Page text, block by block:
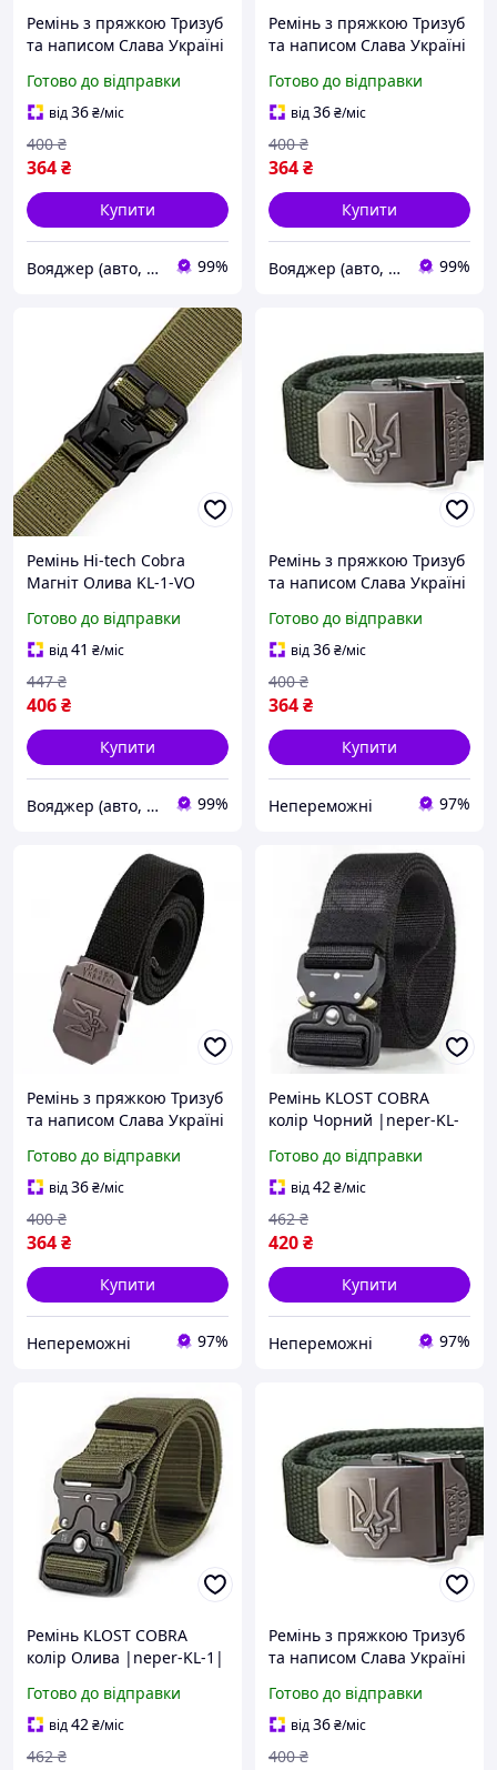
Ремінь з пряжкою Тризуб
та написом Слава Україні
Готово до відправки
від36₴/міс
364₴
400 ₴
Купити
Вояджер (авто, туризм, спорт) 99%
Ремінь з пряжкою Тризуб
та написом Слава Україні
Готово до відправки
від36₴/міс
364₴
400 ₴
Купити
Вояджер (авто, туризм, спорт) 99%
Ремінь Hi-tech Сobra
Магніт Олива KL-1-VO
Готово до відправки
від41 ₴/міс
406₴
447 ₴
Купити
Вояджер (авто, туризм, спорт) 99%
Ремінь з пряжкою Тризуб
та написом Слава Україні
Готово до відправки
від36₴/міс
364₴
400 ₴
Купити
Непереможні 97%
Ремінь з пряжкою Тризуб
та написом Слава Україні
1|
Готово до відправки
від36₴/міс
364₴
400 ₴
Купити
Непереможні 97%
Ремінь KLOST COBRA
колір Чорний |neper-KL-
Готово до відправки
від42₴/міс
420₴
462 ₴
Купити
Непереможні 97%
Ремінь KLOST COBRA
колір Олива |neper-KL-1|
Готово до відправки
від42₴/міс
462 ₴
Ремінь з пряжкою Тризуб
та написом Слава Україні
Готово до відправки
від36₴/міс
400 ₴